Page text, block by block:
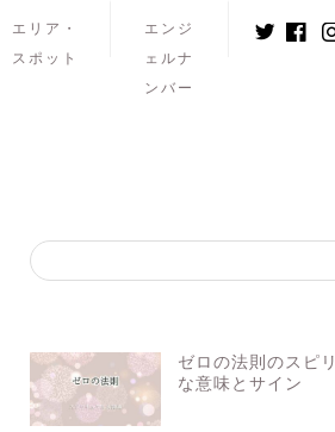
エリア・
スポット
エンジ
ェルナ
ンバー
ゼロの法則のスピ
な意味とサイン